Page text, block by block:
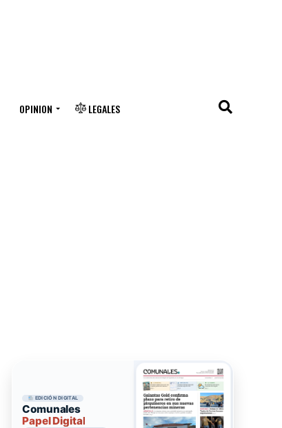
OPINION LEGALES
EDICIÓN DIGITAL
Comunales
Papel Digital